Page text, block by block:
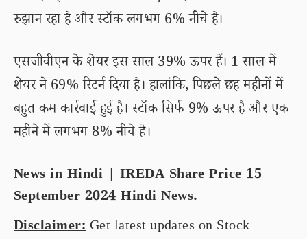
रुझान रहा है और स्टॉक लगभग 6% नीचे है।
एसजीवीएन के शेयर इस साल 39% ऊपर हैं। 1 साल में
शेयर ने 69% रिटर्न दिया है। हालांकि, पिछले छह महीनों में
बहुत कम कार्रवाई हुई है। स्टॉक सिर्फ 9% ऊपर है और एक
महीने में लगभग 8% नीचे है।
News in Hindi | IREDA Share Price 15
September 2024 Hindi News.
Disclaimer:Get latest updates on Stock